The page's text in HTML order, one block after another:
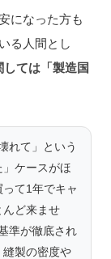
になった方も
る人間とし
ては「製造国
れて」という
ケースがほ
て1年でキャ
んど来ませ
準が徹底され
縫製の密度や